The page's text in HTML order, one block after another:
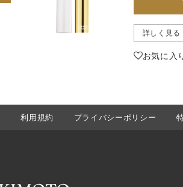
詳しく見る
お気に入
利用規約 プライバシーポリシー